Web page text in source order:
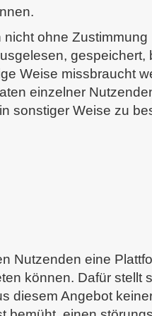
ohne Zustimmung
gespeichert,
Weise missbraucht
einzelner
sonstiger Weise zu
Nutzenden eine
können. Dafür stellt
diesem Angebot